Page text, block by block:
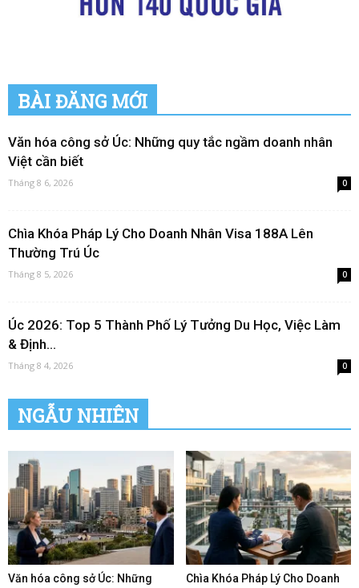
BÀI ĐĂNG MỚI
Văn hóa công sở Úc: Những quy tắc ngầm doanh nhân
Việt cần biết
Tháng 8 6, 2026 0
Chìa Khóa Pháp Lý Cho Doanh Nhân Visa 188A Lên
Thường Trú Úc
Tháng 8 5, 2026 0
Úc 2026: Top 5 Thành Phố Lý Tưởng Du Học, Việc Làm
& Định...
Tháng 8 4, 2026 0
NGẪU NHIÊN
Văn hóa công sở Úc: Những
Chìa Khóa Pháp Lý Cho Doanh